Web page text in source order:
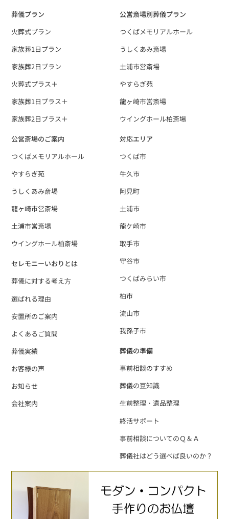
葬儀プラン
火葬式プラン
家族葬1日プラン
家族葬2日プラン
火葬式プラス＋
家族葬1日プラス＋
家族葬2日プラス＋
公営斎場別葬儀プラン
つくばメモリアルホール
うしくあみ斎場
土浦市営斎場
やすらぎ苑
龍ヶ崎市営斎場
ウイングホール柏斎場
公営斎場のご案内
つくばメモリアルホール
やすらぎ苑
うしくあみ斎場
龍ヶ崎市営斎場
土浦市営斎場
ウイングホール柏斎場
対応エリア
つくば市
牛久市
阿見町
土浦市
龍ケ崎市
取手市
守谷市
つくばみらい市
柏市
流山市
我孫子市
セレモニーいおりとは
葬儀に対する考え⽅
選ばれる理由
安置所のご案内
よくあるご質問
葬儀実績
お客様の声
お知らせ
会社案内
葬儀の準備
事前相談のすすめ
葬儀の豆知識
⽣前整理・遺品整理
終活サポート
事前相談についてのＱ＆Ａ
葬儀社はどう選べば良いのか？